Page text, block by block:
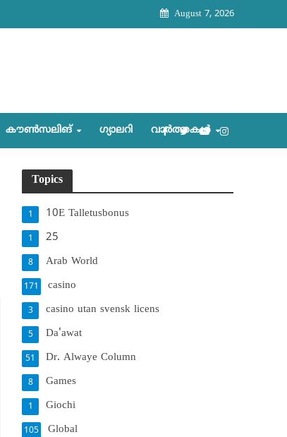
August 7, 2026
കൗണ്‍സലിങ്‌ ഗ്യാലറി വാര്‍ത്തകള്‍
Topics
10E Talletusbonus
1
25
1
Arab World
8
casino
171
casino utan svensk licens
3
Da'awat
5
Dr. Alwaye Column
51
Games
8
Giochi
1
Global
105